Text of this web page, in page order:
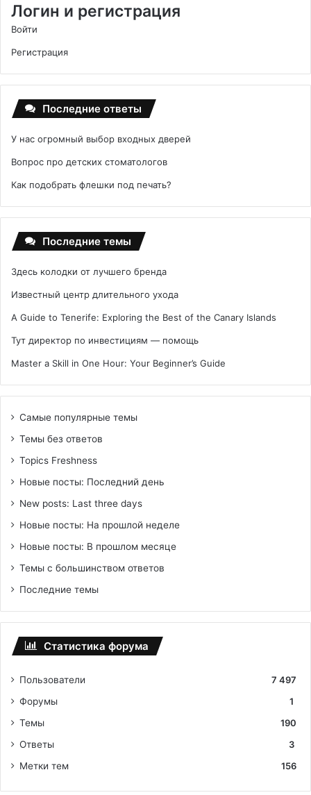
Логин и регистрация
Войти
Регистрация
Последние ответы
У нас огромный выбор входных дверей
Вопрос про детских стоматологов
Как подобрать флешки под печать?
Последние темы
Здесь колодки от лучшего бренда
Известный центр длительного ухода
A Guide to Tenerife: Exploring the Best of the Canary Islands
Тут директор по инвестициям — помощь
Master a Skill in One Hour: Your Beginner’s Guide
Самые популярные темы
Темы без ответов
Topics Freshness
Новые посты: Последний день
New posts: Last three days
Новые посты: На прошлой неделе
Новые посты: В прошлом месяце
Темы с большинством ответов
Последние темы
Статистика форума
Пользователи
7 497
Форумы
1
Темы
190
Ответы
3
Метки тем
156